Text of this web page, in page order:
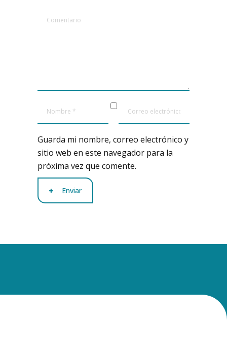
Guarda mi nombre, correo electrónico y
sitio web en este navegador para la
próxima vez que comente.
Enviar